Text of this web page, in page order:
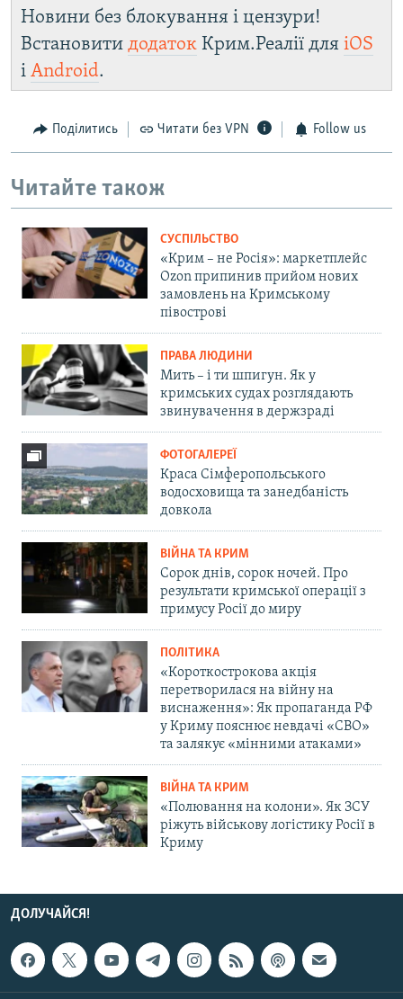
Новини без блокування і цензури!
Встановити додаток Крим.Реалії для iOS
і Android.
Поділитись Читати без VPN Follow us
Читайте також
СУСПІЛЬСТВО
«Крим – не Росія»: маркетплейс
Ozon припинив прийом нових
замовлень на Кримському
півострові
ПРАВА ЛЮДИНИ
Мить – і ти шпигун. Як у
кримських судах розглядають
звинувачення в держзраді
ФОТОГАЛЕРЕЇ
Краса Сімферопольського
водосховища та занедбаність
довкола
ВІЙНА ТА КРИМ
Сорок днів, сорок ночей. Про
результати кримської операції з
примусу Росії до миру
ПОЛІТИКА
«Короткострокова акція
перетворилася на війну на
виснаження»: Як пропаганда РФ
у Криму пояснює невдачі «СВО»
та залякує «мінними атаками»
ВІЙНА ТА КРИМ
«Полювання на колони». Як ЗСУ
ріжуть військову логістику Росії в
Криму
ДОЛУЧАЙСЯ!